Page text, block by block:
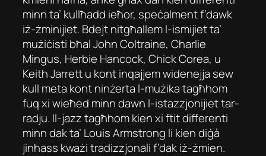
minn ta’ kullħadd ieħor, speċalment f’dawk
iż-żminijiet. Bdejt nitgħallem l-ismijiet ta’
mużiċisti bħal John Coltraine, Charlie
Mingus, Herbie Hancock, Chick Corea, u
Keith Jarrett u kont inqajjem widenejja sew
kull meta kont ninżerta l-mużika tagħhom
fuq xi wieħed minn dawn l-istazzjonijiet tar-
radju. Il-jazz tagħhom kien xi ftit differenti
minn dak ta’ Louis Armstrong li kien diġà
jinħass kważi tradizzjonali f’dak iż-żmien.